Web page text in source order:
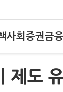
사회 증권금융
제도